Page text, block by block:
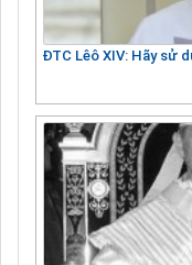
ĐTC Lêô XIV: Hãy sử